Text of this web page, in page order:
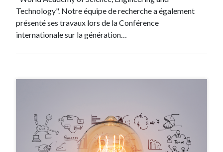
Technology". Notre équipe de recherche a également
présenté ses travaux lors de la Conférence
internationale sur la génération…